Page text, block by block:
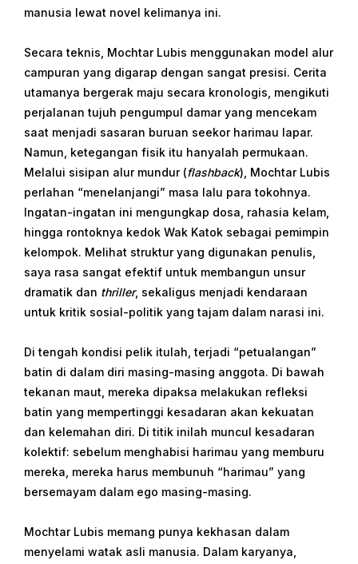
manusia lewat novel kelimanya ini.
Secara teknis, Mochtar Lubis menggunakan model alur
campuran yang digarap dengan sangat presisi. Cerita
utamanya bergerak maju secara kronologis, mengikuti
perjalanan tujuh pengumpul damar yang mencekam
saat menjadi sasaran buruan seekor harimau lapar.
Namun, ketegangan fisik itu hanyalah permukaan.
Melalui sisipan alur mundur (flashback), Mochtar Lubis
perlahan “menelanjangi” masa lalu para tokohnya.
Ingatan-ingatan ini mengungkap dosa, rahasia kelam,
hingga rontoknya kedok Wak Katok sebagai pemimpin
kelompok. Melihat struktur yang digunakan penulis,
saya rasa sangat efektif untuk membangun unsur
dramatik dan thriller, sekaligus menjadi kendaraan
untuk kritik sosial-politik yang tajam dalam narasi ini.
Di tengah kondisi pelik itulah, terjadi “petualangan”
batin di dalam diri masing-masing anggota. Di bawah
tekanan maut, mereka dipaksa melakukan refleksi
batin yang mempertinggi kesadaran akan kekuatan
dan kelemahan diri. Di titik inilah muncul kesadaran
kolektif: sebelum menghabisi harimau yang memburu
mereka, mereka harus membunuh “harimau” yang
bersemayam dalam ego masing-masing.
Mochtar Lubis memang punya kekhasan dalam
menyelami watak asli manusia. Dalam karyanya,